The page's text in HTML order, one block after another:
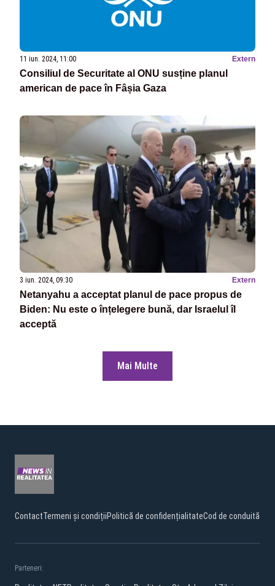
11 iun. 2024, 11:00 Extern
Consiliul de Securitate al ONU susține planul
american de pace în Fâșia Gaza
3 iun. 2024, 09:30 Extern
Netanyahu a acceptat planul de pace propus de
Biden: Nu este o înțelegere bună, dar Israelul îl
acceptă
Mai Multe
ContactTermeni și condițiiPolitică de confidențialitateCod de conduită
Parteneri: